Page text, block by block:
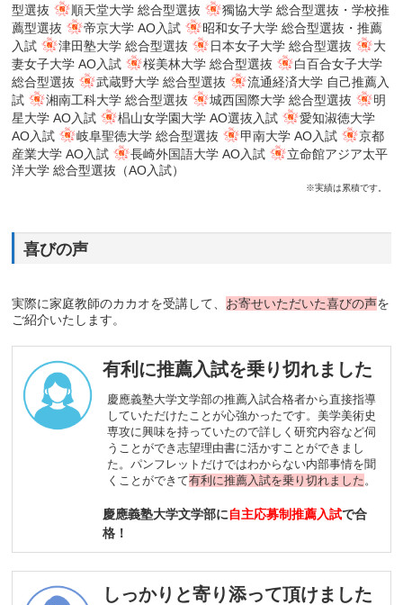
型選抜
順天堂大学 総合型選抜
獨協大学 総合型選抜・学校推
薦型選抜
帝京大学 AO入試
昭和女子大学 総合型選抜・推薦
入試
津田塾大学 総合型選抜 日本女子大学 総合型選抜
大
妻女子大学 AO入試
桜美林大学 総合型選抜
白百合女子大学
総合型選抜
武蔵野大学 総合型選抜
流通経済大学 自己推薦入
試
湘南工科大学 総合型選抜 城西国際大学 総合型選抜
明
星大学 AO入試
椙山女学園大学 AO選抜入試
愛知淑徳大学
AO入試
岐阜聖徳大学 総合型選抜 甲南大学 AO入試
京都
産業大学 AO入試
長崎外国語大学 AO入試
立命館アジア太平
洋大学 総合型選抜（AO入試）
※実績は累積です。
喜びの声
実際に家庭教師のカカオを受講して、 お寄せいただいた喜びの声を
ご紹介いたします。
有利に推薦入試を乗り切れました
慶應義塾大学文学部の推薦入試合格者から直接指導
していただけたことが心強かったです。美学美術史
専攻に興味を持っていたので詳しく研究内容など伺
うことができ志望理由書に活かすことができまし
た。パンフレットだけではわからない内部事情を聞
くことができて有利に推薦入試を乗り切れました 。
慶應義塾大学文学部に自主応募制推薦入試で合
格！
しっかりと寄り添って頂けました